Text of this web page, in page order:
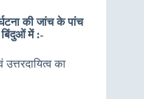
की जांच के पांच
बिंदुओं में :-
का